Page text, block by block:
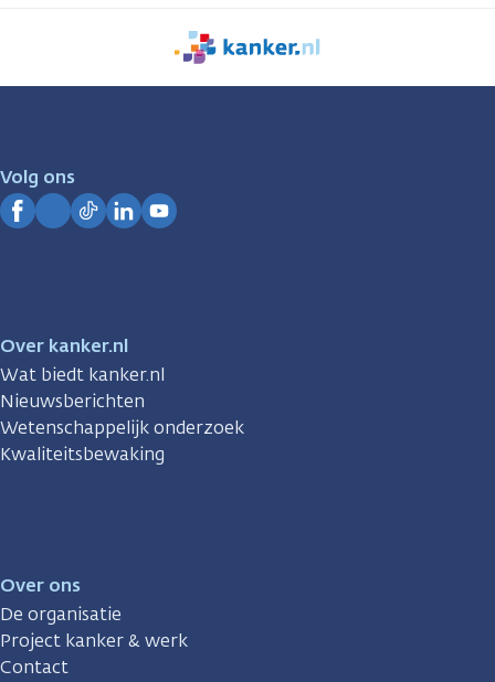
We
zijn
Volg ons
Over kanker.nl
Wat biedt kanker.nl
Nieuwsberichten
Wetenschappelijk onderzoek
Kwaliteitsbewaking
Over ons
De organisatie
Project kanker & werk
Contact